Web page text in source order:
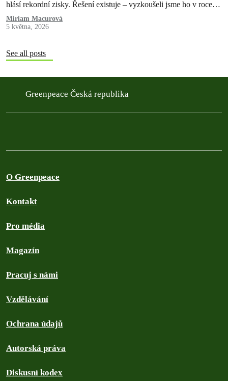
hlásí rekordní zisky. Řešení existuje – vyzkoušeli jsme ho v roce
2022 a pokazili. Teď máme druhou…
Miriam Macurová
5 května, 2026
See all posts
Greenpeace Česká republika
O Greenpeace
Kontakt
Pro média
Magazín
Pracuj s námi
Vzdělávání
Ochrana údajů
Autorská práva
Diskusní kodex